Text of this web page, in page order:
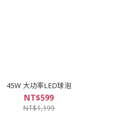
45W 大功率LED球泡
NT$599
NT$1,199